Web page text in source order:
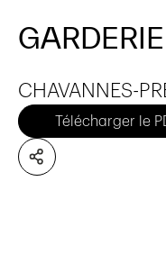
CHAVANNES-
Télécharger le